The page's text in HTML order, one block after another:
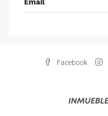
Email
Facebook